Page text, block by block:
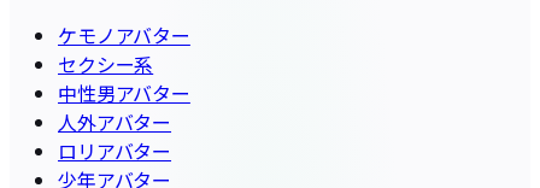
ケモノアバター
セクシー系
中性男アバター
人外アバター
ロリアバター
少年アバター